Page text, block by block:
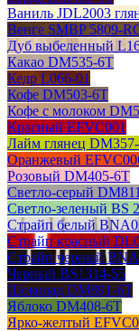
Ваниль JDL2003
Венге SMBP 5809-
Дуб выбеленный
Какао DM535-6T
Кедр L066-01
Кофе DM503-6T
Кофе с молоком
Красный EFVC001
Лайм глянец
Оранжевый
Розовый DM405-6T
Светло-серый
Светло-зеленый BS
Страйп белый
Страйп красный
Страйп черный
Черный BS1314-55
Шоколад DM891-6T
Яблоко DM408-6T
Ярко-желтый